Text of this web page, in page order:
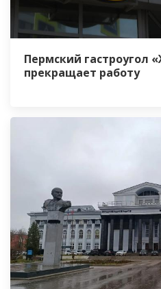
Пермский гастроугол
прекращает работу